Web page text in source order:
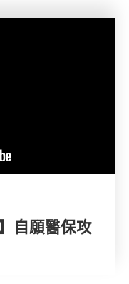
自願醫保攻